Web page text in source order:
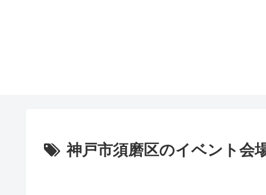
神戸市須磨区のイベント会